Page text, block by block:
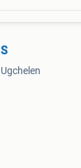
S
Ugchelen